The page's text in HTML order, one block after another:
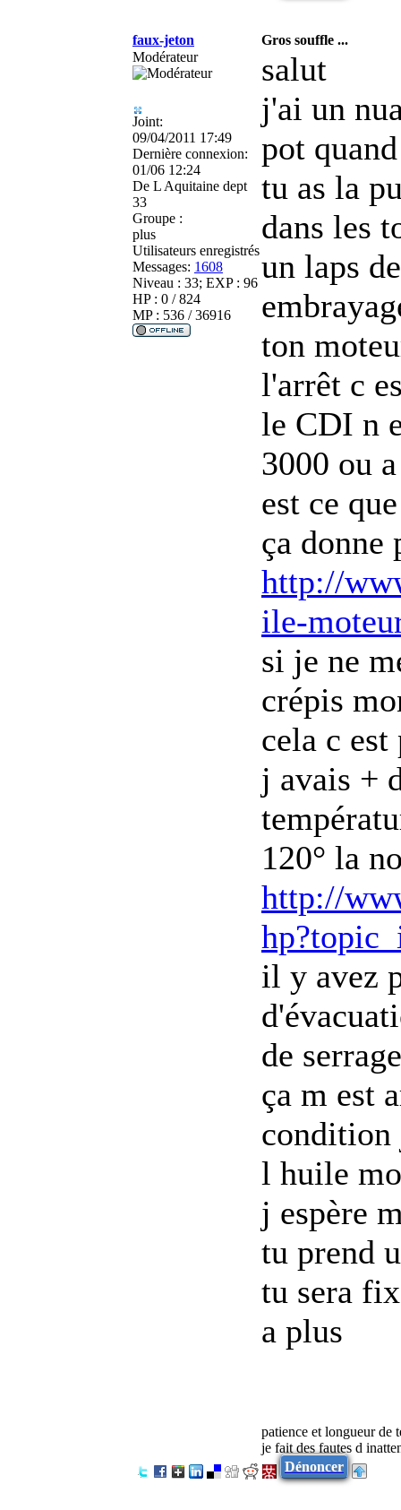
faux-jeton
Gros souffle ...
Modérateur
Joint:
09/04/2011 17:49
Dernière connexion:
01/06 12:24
De L Aquitaine dept
33
Groupe :
plus
Utilisateurs enregistrés
Messages: 1608
Niveau : 33; EXP : 96
HP : 0 / 824
MP : 536 / 36916
salut
j'ai un
pot
tu as la
dans les
un laps
ton
l'arrêt c
le CDI n
3000 ou
est ce
ça donne
http://
ile-
si je ne
crépis
cela c est
j avais +
120° la
http://
il y avez
de serrage
ça m est
condition
l huile
j espère
tu prend
tu sera
a plus
patience et longueur de
je fait des fautes d
Dénoncer